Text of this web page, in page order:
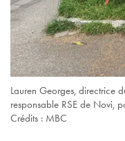
Lauren Georges, directrice
responsable RSE de Novi,
Crédits : MBC